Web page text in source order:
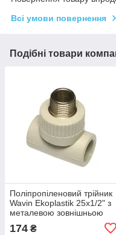
Всі умови повернення
Подібні товари
Поліпропіленовий трійник
Wavin Ekoplastik 25х1/2" з
металевою зовнішньою
174 ₴